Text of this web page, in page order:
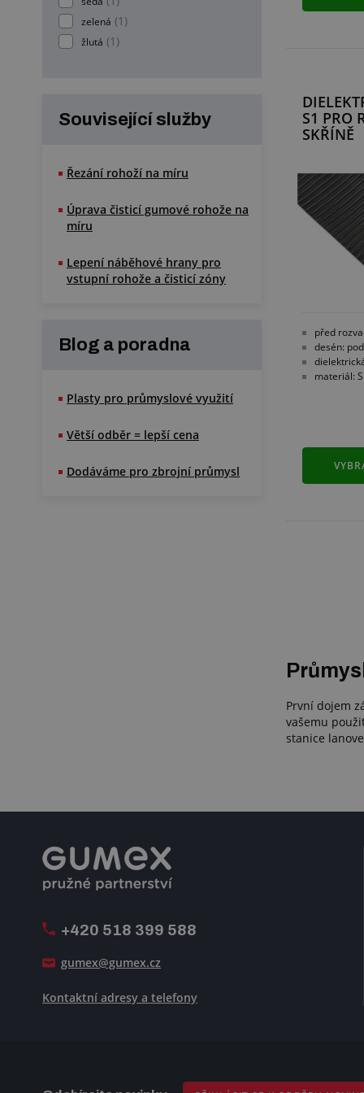
zelená (1)
žlutá (1)
Související služby
Řezání rohoží na míru
Úprava čisticí gumové rohože na
míru
Lepení náběhové hrany pro
vstupní rohože a čisticí zóny
Blog a poradna
Plasty pro průmyslové využití
Větší odběr = lepší cena
Dodáváme pro zbrojní průmysl
S1 PRO
SKŘÍNĚ
před
desén:
materiál:
První dojem
vašemu
stanice
+420 518 399 588
gumex@gumex.cz
Kontaktní adresy a telefony